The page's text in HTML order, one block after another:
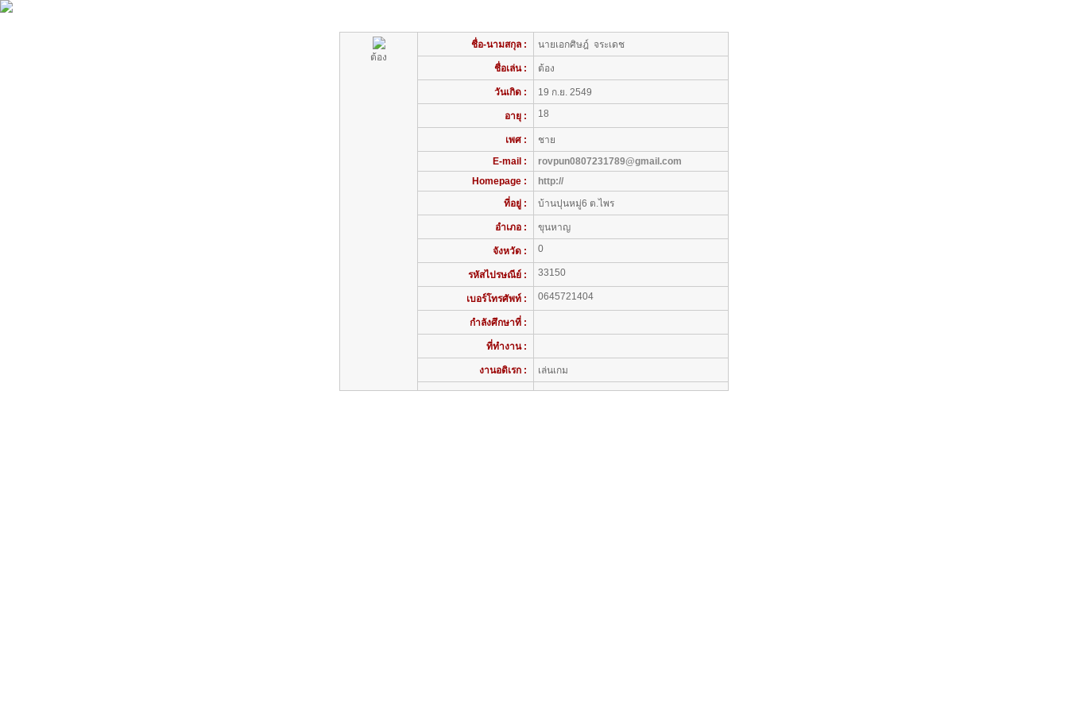
ต้อง
ชื่อ-นามสกุล : นายเอกศิษฎ์ จระเดช
ชื่อเล่น : ต้อง
วันเกิด : 19 ก.ย. 2549
อายุ : 18
เพศ :
ชาย
E-mail :
rovpun0807231789@gmail.com
Homepage :
http://
ที่อยู่ :
บ้านปุนหมู่6 ต.ไพร
อำเภอ : ขุนหาญ
จังหวัด : 0
รหัสไปรษณีย์ : 33150
เบอร์โทรศัพท์ : 0645721404
กำลังศึกษาที่ :
ที่ทำงาน :
งานอดิเรก : เล่นเกม